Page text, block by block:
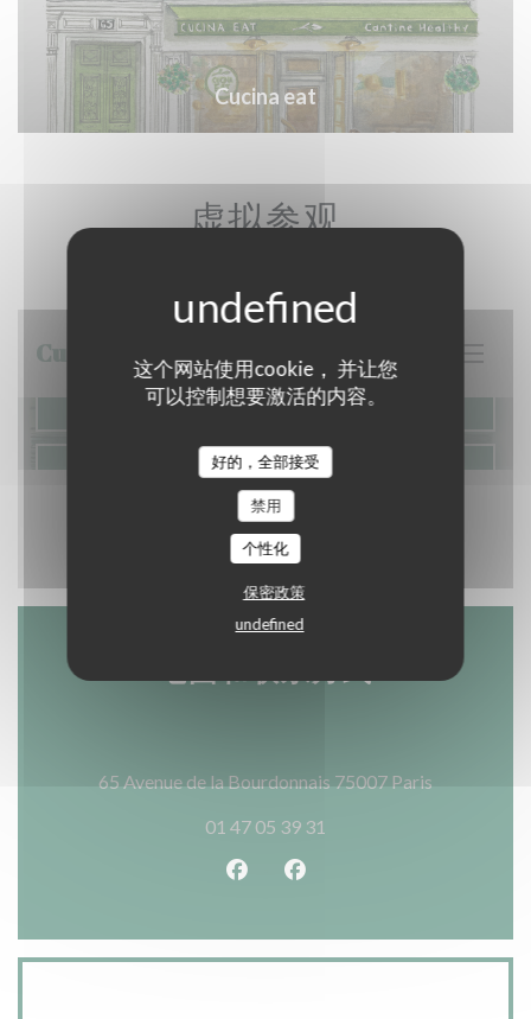
这个网站使用cookie， 并让您
可以控制想要激活的内容。
好的，全部接受
禁用
个性化
保密政策
undefined
Cucina eat
虚拟参观
65 Avenue de la Bourdonnais 75007 Paris
01 47 05 39 31
Facebook ((在新窗口中打开))
Instagram ((在新窗口中